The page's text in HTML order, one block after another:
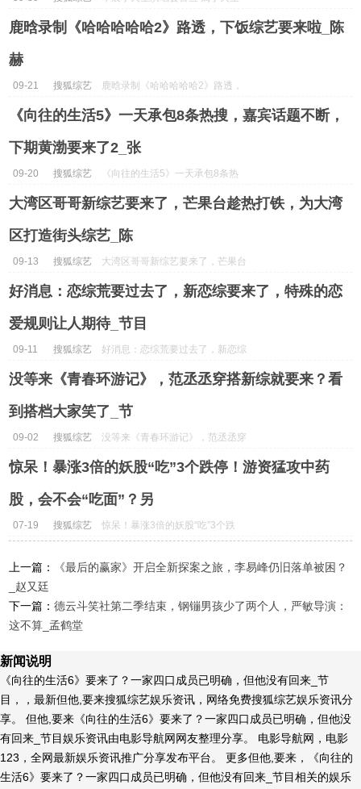
人的火星乐园要来了_连开...
鹿晗录制《哈哈哈哈哈2》路透，下饭综艺要来啦_陈
赫
09-21 搜狐综艺
鹿晗录制《哈哈哈哈哈2》路透，
下饭综艺要来啦_陈赫...
《向往的生活5》一天承包8条热搜，嘉宾话题不断，
下期黄渤要来了2_张
09-20 搜狐综艺
《向往的生活5》一天承包8条热
搜，嘉宾话题不断，下期黄渤要来
了2_张...
大湾区哥哥新综艺要来了，芒果台趁热打铁，为大湾
区打造街头综艺_陈
09-13 搜狐综艺
大湾区哥哥新综艺要来了，芒果台
趁热打铁，为大湾区打造街头综艺
_陈...
好消息：恋综荒要过去了，新恋综要来了，特殊的恋
爱规则让人期待_节目
09-11 搜狐综艺
好消息：恋综荒要过去了，新恋综
要来了，特殊的恋爱规则让人期待
_节目...
没等来《青春环游记》，范丞丞穿搭新综就要来？看
到搭档大家笑了_节
09-02 搜狐综艺
没等来《青春环游记》，范丞丞穿
搭新综就要来？看到搭档大家笑了
_节...
惊呆！暴涨3倍的妖股“吃”3个跌停！游资猛攻中药
股，会不会“吃面”？另
07-19 搜狐综艺
惊呆！暴涨3倍的妖股“吃”3个跌
面”？另...
上一篇：
《最后的赢家》开启全新探案之旅，李易峰仍旧落单被困？
_赵又廷
下一篇：德云斗笑社第二季结束，钢镚男孩少了两个人，严敏导演：
这不算_孟鹤堂
新闻说明
《向往的生活6》要来了？一家四口成员已明确，但他没有回来_节
目，，最新但他,要来搜狐综艺娱乐资讯，网络免费搜狐综艺娱乐资讯分
享。 但他,要来《向往的生活6》要来了？一家四口成员已明确，但他没
有回来_节目娱乐资讯由电影导航网网友整理分享。 电影导航网，电影
123，全网最新娱乐资讯推广分享发布平台。 更多但他,要来，《向往的
生活6》要来了？一家四口成员已明确，但他没有回来_节目相关的娱乐